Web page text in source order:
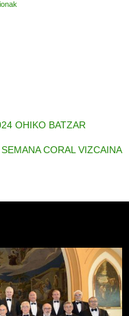
OHIKO BATZAR
CORAL VIZCAINA